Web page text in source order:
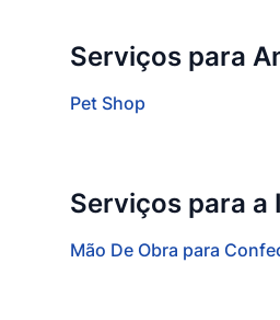
Serviços para
Pet Shop
Serviços para a
Mão De Obra para